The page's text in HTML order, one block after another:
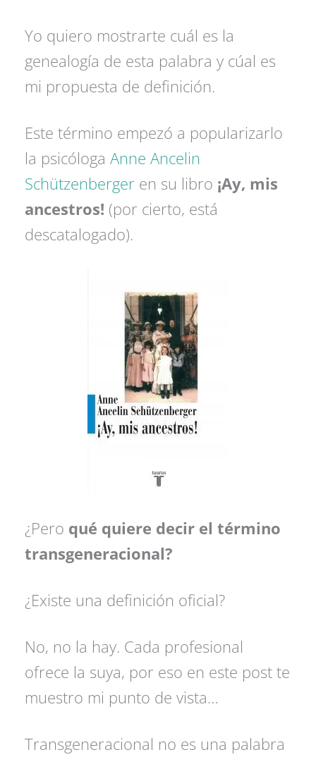
Yo quiero mostrarte cuál es la
genealogía de esta palabra y cúal es
mi propuesta de definición.
Este término empezó a popularizarlo
la psicólogaAnne Ancelin
Schützenberger en su libro ¡Ay, mis
ancestros! (por cierto, está
descatalogado).
¿Pero qué quiere decir el término
transgeneracional?
¿Existe una definición oficial?
No, no la hay. Cada profesional
ofrece la suya, por eso en este post te
muestro mi punto de vista…
Transgeneracional no es una palabra